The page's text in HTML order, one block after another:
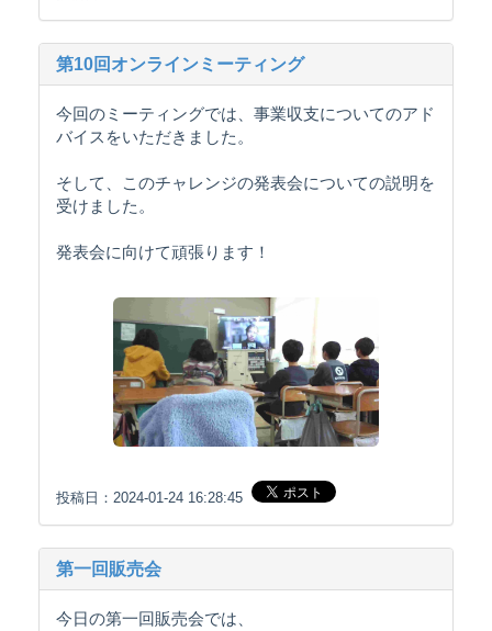
第10回オンラインミーティング
今回のミーティングでは、事業収支についてのアド
バイスをいただきました。
そして、このチャレンジの発表会についての説明を
受けました。
発表会に向けて頑張ります！
投稿日：2024-01-24 16:28:45
第一回販売会
今日の第一回販売会では、